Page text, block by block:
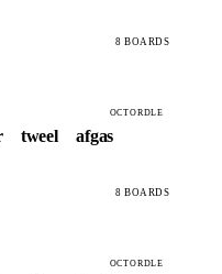
8 BOARDS
OCTORDLE
tweel
afgas
8 BOARDS
OCTORDLE